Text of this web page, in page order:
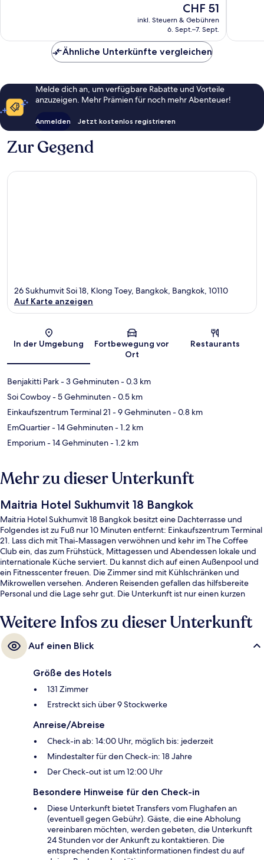
Der
Preis
beträgt
CHF 51
inkl. Steuern & Gebühren
6. Sept.–7. Sept.
Ähnliche Unterkünfte vergleichen
Melde dich an, um verfügbare Rabatte und Vorteile
anzuzeigen. Mehr Prämien für noch mehr Abenteuer!
Anmelden Jetzt kostenlos registrieren
Zur Gegend
Karte
26 Sukhumvit Soi 18, Klong Toey, Bangkok, Bangkok, 10110
Auf Karte anzeigen
In der Umgebung
Fortbewegung vor
Ort
Restaurants
Benjakitti Park- 3 Gehminuten- 0.3 km
Soi Cowboy- 5 Gehminuten- 0.5 km
Einkaufszentrum Terminal 21 - 9 Gehminuten- 0.8 km
EmQuartier- 14 Gehminuten- 1.2 km
Emporium- 14 Gehminuten- 1.2 km
Mehr zu dieser Unterkunft
Maitria Hotel Sukhumvit 18 Bangkok
Maitria Hotel Sukhumvit 18 Bangkok besitzt eine Dachterrasse und
Folgendes ist zu Fuß nur 10 Minuten entfernt: Einkaufszentrum Terminal
21. Lass dich mit Thai-Massagen verwöhnen und kehr im The Coffee
Club ein, das zum Frühstück, Mittagessen und Abendessen lokale und
internationale Küche serviert. Du kannst dich auf einen Außenpool und
ein Fitnesscenter freuen. Die Zimmer sind mit Kühlschränken und
Mikrowellen versehen. Anderen Reisenden gefallen das hilfsbereite
Personal und die Lage sehr gut. Die Unterkunft ist nur einen kurzen
läuft man 6 Minuten (U-Bahn-Station Sukhumvit) bzw. 6 Minuten (S-
Bahn-Station Asok).
Weitere Infos zu dieser Unterkunft
Auf einen Blick
Größe des Hotels
131 Zimmer
Erstreckt sich über 9 Stockwerke
Anreise/Abreise
Check-in ab: 14:00 Uhr, möglich bis: jederzeit
Mindestalter für den Check-in: 18 Jahre
Der Check-out ist um 12:00 Uhr
Besondere Hinweise für den Check-in
Diese Unterkunft bietet Transfers vom Flughafen an
(eventuell gegen Gebühr). Gäste, die eine Abholung
vereinbaren möchten, werden gebeten, die Unterkunft
24 Stunden vor der Ankunft zu kontaktieren. Die
entsprechenden Kontaktinformationen findest du auf